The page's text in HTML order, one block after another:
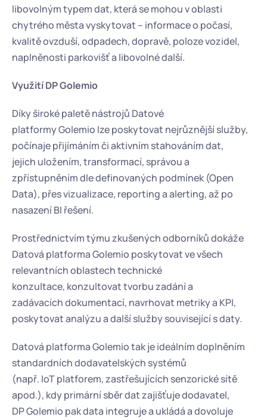
libovolným typem dat, která se mohou v oblasti
chytrého města vyskytovat – informace o počasí,
kvalitě ovzduší, odpadech, dopravě, poloze vozidel,
naplněnosti parkovišť a libovolné další.
Využití DP Golemio
Díky široké paletě nástrojů Datové
platformy Golemio lze poskytovat nejrůznější služby,
počínaje přijímáním či aktivním stahováním dat,
jejich uložením, transformací, správou a
zpřístupněním dle definovaných podmínek (Open
Data), přes vizualizace, reporting a alerting, až po
nasazení BI řešení.
Prostřednictvím týmu zkušených odborníků dokáže
Datová platforma Golemio poskytovat ve všech
relevantních oblastech technické
konzultace, konzultovat tvorbu zadání a
zadávacích dokumentací, navrhovat metriky a KPI,
poskytovat analýzu a další služby související s daty.
Datová platforma Golemio tak je ideálním doplněním
standardních dodavatelských systémů
(např. IoT platforem, zastřešujících senzorické sítě
apod.), kdy primární sběr dat zajišťuje dodavatel,
DP Golemio pak data integruje a ukládá a dovoluje